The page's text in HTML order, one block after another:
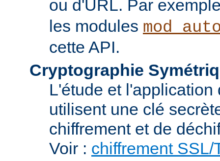
ou d'URL. Par
les modules
cette API.
Cryptographie
L'étude et
utilisent une clé
chiffrement et de
Voir : chiffrement SSL/